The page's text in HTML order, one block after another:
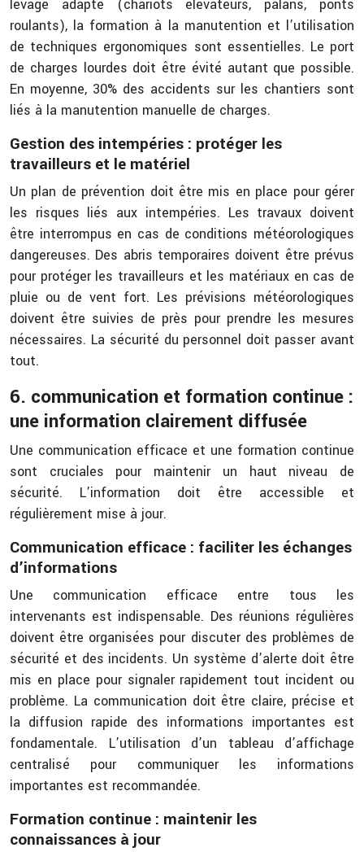
levage adapté (chariots élévateurs, palans, ponts
roulants), la formation à la manutention et l’utilisation
de techniques ergonomiques sont essentielles. Le port
de charges lourdes doit être évité autant que possible.
En moyenne, 30% des accidents sur les chantiers sont
liés à la manutention manuelle de charges.
Gestion des intempéries : protéger les
travailleurs et le matériel
Un plan de prévention doit être mis en place pour gérer
les risques liés aux intempéries. Les travaux doivent
être interrompus en cas de conditions météorologiques
dangereuses. Des abris temporaires doivent être prévus
pour protéger les travailleurs et les matériaux en cas de
pluie ou de vent fort. Les prévisions météorologiques
doivent être suivies de près pour prendre les mesures
nécessaires. La sécurité du personnel doit passer avant
tout.
6. communication et formation continue :
une information clairement diffusée
Une communication efficace et une formation continue
sont cruciales pour maintenir un haut niveau de
sécurité. L’information doit être accessible et
régulièrement mise à jour.
Communication efficace : faciliter les échanges
d’informations
Une communication efficace entre tous les
intervenants est indispensable. Des réunions régulières
doivent être organisées pour discuter des problèmes de
sécurité et des incidents. Un système d’alerte doit être
mis en place pour signaler rapidement tout incident ou
problème. La communication doit être claire, précise et
la diffusion rapide des informations importantes est
fondamentale. L’utilisation d’un tableau d’affichage
centralisé pour communiquer les informations
importantes est recommandée.
Formation continue : maintenir les
connaissances à jour